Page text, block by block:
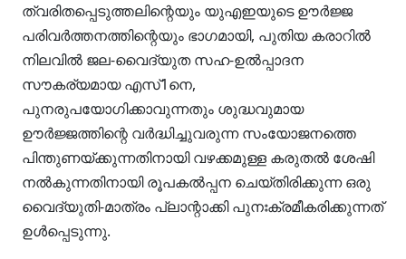
ത്വരിതപ്പെടുത്തലിന്റെയും യുഎഇയുടെ ഊർജ്ജ
പരിവർത്തനത്തിന്റെയും ഭാഗമായി, പുതിയ കരാറിൽ
നിലവിൽ ജല-വൈദ്യുത സഹ-ഉൽപ്പാദന
സൗകര്യമായ എസ്1നെ,
പുനരുപയോഗിക്കാവുന്നതും ശുദ്ധവുമായ
ഊർജ്ജത്തിന്റെ വർദ്ധിച്ചുവരുന്ന സംയോജനത്തെ
പിന്തുണയ്ക്കുന്നതിനായി വഴക്കമുള്ള കരുതൽ ശേഷി
നൽകുന്നതിനായി രൂപകൽപ്പന ചെയ്‌തിരിക്കുന്ന ഒരു
വൈദ്യുതി-മാത്രം പ്ലാന്റാക്കി പുനഃക്രമീകരിക്കുന്നത്
ഉൾപ്പെടുന്നു.